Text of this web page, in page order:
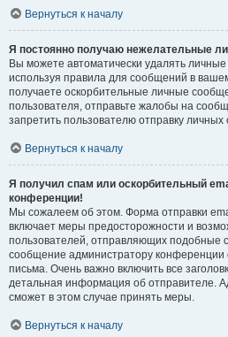
Вернуться к началу
Я постоянно получаю нежелательные
Вы можете автоматически удалять
используя правила для сообщений в
получаете оскорбительные личные
пользователя, отправьте жалобы на
запретить пользователю отправку
Вернуться к началу
Я получил спам или оскорбительный
конференции!
Мы сожалеем об этом. Форма отправки
включает меры предосторожности и
пользователей, отправляющих подобные
сообщение администратору конференции
письма. Очень важно включить все
детальная информация об отправителе.
сможет в этом случае принять меры.
Вернуться к началу